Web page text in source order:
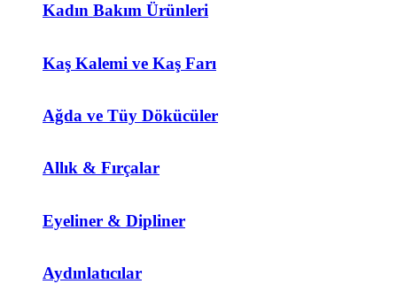
Kadın Bakım Ürünleri
Kaş Kalemi ve Kaş Farı
Ağda ve Tüy Dökücüler
Allık & Fırçalar
Eyeliner & Dipliner
Aydınlatıcılar